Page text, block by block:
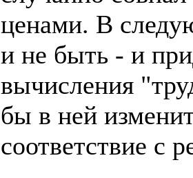
ценами. В
и не быть - и
вычисления
бы в ней
соответствие с